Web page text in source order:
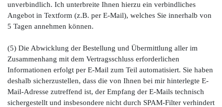
unverbindlich. Ich unterbreite Ihnen hierzu ein verbindliches
Angebot in Textform (z.B. per E-Mail), welches Sie innerhalb von
5 Tagen annehmen können.
(5) Die Abwicklung der Bestellung und Übermittlung aller im
Zusammenhang mit dem Vertragsschluss erforderlichen
Informationen erfolgt per E-Mail zum Teil automatisiert. Sie haben
deshalb sicherzustellen, dass die von Ihnen bei mir hinterlegte E-
Mail-Adresse zutreffend ist, der Empfang der E-Mails technisch
sichergestellt und insbesondere nicht durch SPAM-Filter verhindert